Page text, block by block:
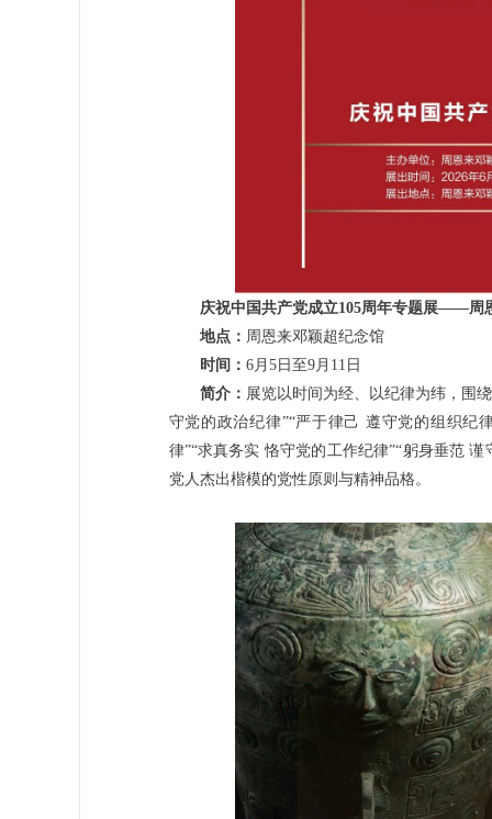
庆祝中国共产党成立105周年专题展——周
地点： 周恩来邓颖超纪念馆
时间： 6月5日至9月11日
简介： 展览以时间为经、以纪律为纬，围
守党的政治纪律”“严于律己 遵守党的组织纪
律”“求真务实 恪守党的工作纪律”“躬身垂范
党人杰出楷模的党性原则与精神品格。